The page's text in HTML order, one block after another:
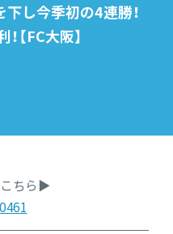
下し今季初の4連勝！
【FC大阪】
ちら▶︎